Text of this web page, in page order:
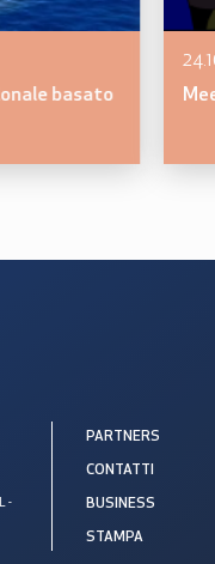
basato
-
PARTNERS
CONTATTI
BUSINESS
STAMPA